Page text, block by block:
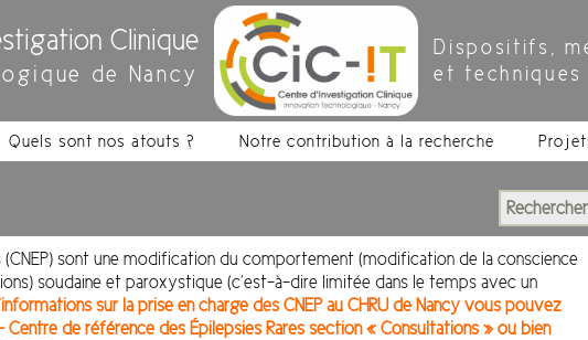
Clinique
de Nancy
Dispositifs,
et techniques
Quels sont nos atouts ? Notre contribution à la recherche
Rechercher :
sont une modification du comportement (modification de la conscience
soudaine et paroxystique (c’est-à-dire limitée dans le temps avec un
sur la prise en charge des CNEP au CHRU de Nancy vous pouvez
Centre de référence des Épilepsies Rares section « Consultations » ou bien